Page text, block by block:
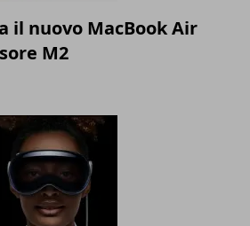
il nuovo MacBook Air
M2